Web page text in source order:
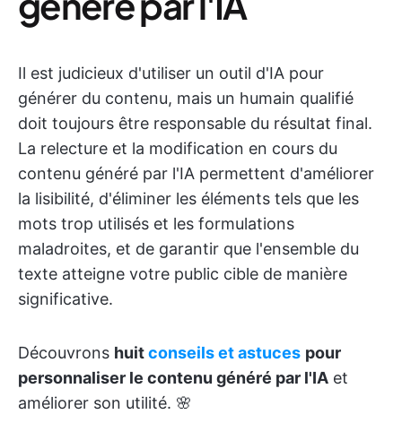
Il est judicieux d'utiliser un outil d'IA pour
générer du contenu, mais un humain qualifié
doit toujours être responsable du résultat final.
La relecture et la modification en cours du
contenu généré par l'IA permettent d'améliorer
la lisibilité, d'éliminer les éléments tels que les
mots trop utilisés et les formulations
maladroites, et de garantir que l'ensemble du
texte atteigne votre public cible de manière
significative.
Découvrons huitconseilset astuces pour
personnaliser le contenu généré par l'IA et
améliorer son utilité. 🌸